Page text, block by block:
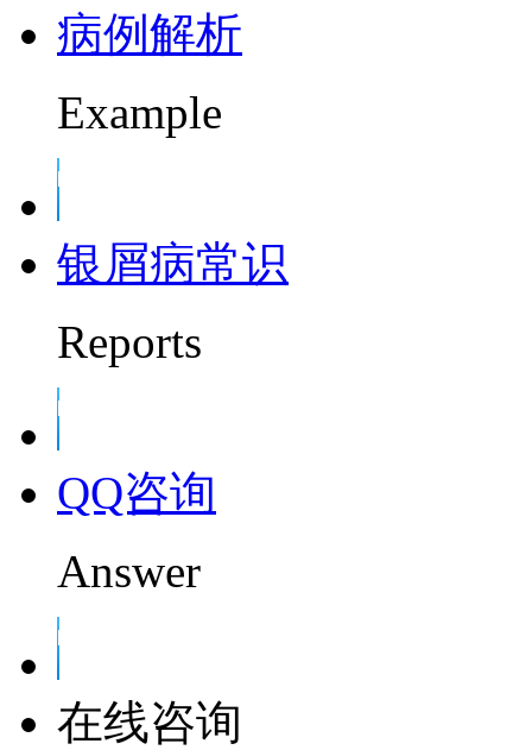
病例解析
Example
银屑病常识
Reports
QQ咨询
Answer
在线咨询